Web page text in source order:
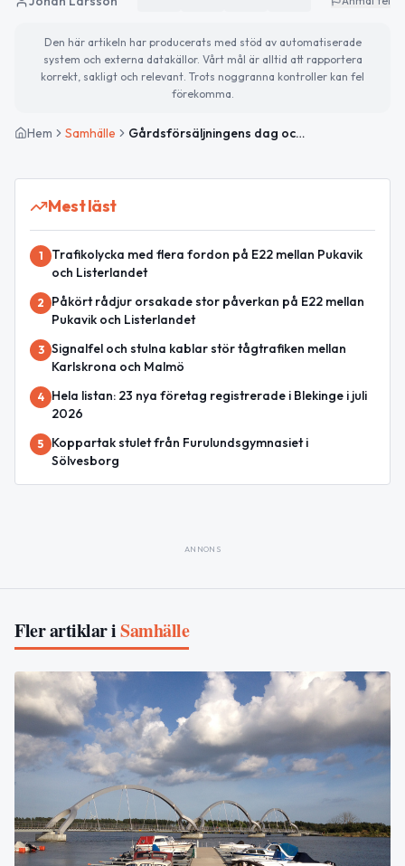
Den här artikeln har producerats med stöd av automatiserade
system och externa datakällor. Vårt mål är alltid att rapportera
korrekt, sakligt och relevant. Trots noggranna kontroller kan fel
förekomma.
Hem Samhälle Gårdsförsäljningens dag och soligt väder i Sölvesborg
Mest läst
1
Trafikolycka med flera fordon på E22 mellan Pukavik
och Listerlandet
2
Påkört rådjur orsakade stor påverkan på E22 mellan
Pukavik och Listerlandet
3 Signalfel och stulna kablar stör tågtrafiken mellan
Karlskrona och Malmö
4
Hela listan: 23 nya företag registrerade i Blekinge i juli
2026
5
Koppartak stulet från Furulundsgymnasiet i
Sölvesborg
ANNONS
Fler artiklar iSamhälle